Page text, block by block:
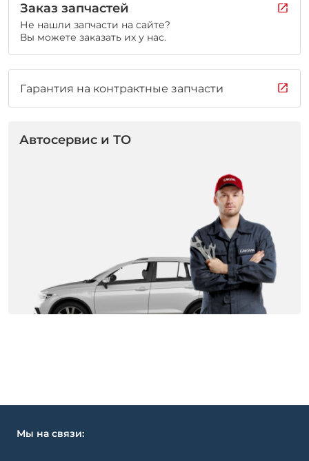
Заказ запчастей
Не нашли запчасти на сайте?
Вы можете заказать их у нас.
Гарантия на контрактные запчасти
Автосервис и ТО
Мы на связи: